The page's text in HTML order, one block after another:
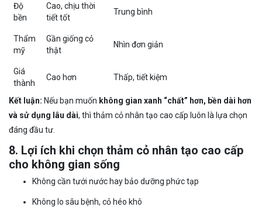
Độ
bền
Cao, chịu thời
tiết tốt
Trung bình
Thẩm
mỹ
Gần giống cỏ
thật
Nhìn đơn giản
Giá
thành
Cao hơn Thấp, tiết kiệm
Kết luận: Nếu bạn muốn không gian xanh “chất” hơn, bền dài hơn
và sử dụng lâu dài, thì thảm cỏ nhân tạo cao cấp luôn là lựa chọn
đáng đầu tư.
8. Lợi ích khi chọn thảm cỏ nhân tạo cao cấp
cho không gian sống
Không cần tưới nước hay bảo dưỡng phức tạp
Không lo sâu bệnh, cỏ héo khô